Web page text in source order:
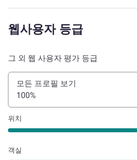
웹사용자 등급
그 외 웹 사용자 평가 등급
모든 프로필 보기
100%
위치
객실